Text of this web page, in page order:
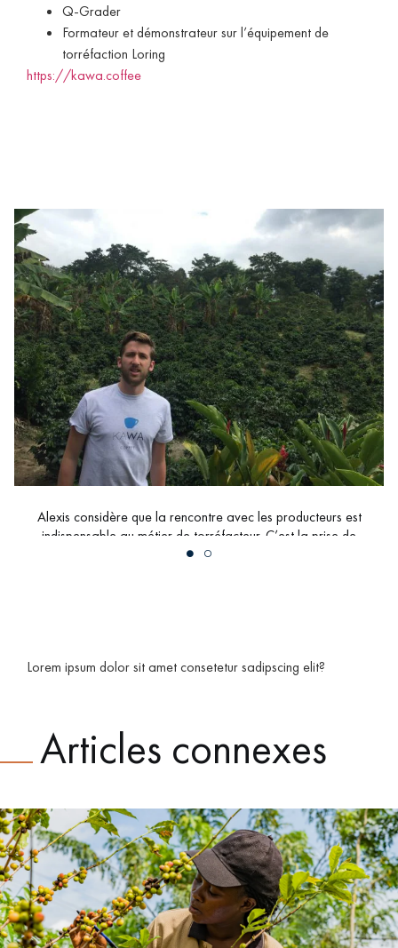
Q-Grader
Formateur et démonstrateur sur l’équipement de
torréfaction Loring
https://kawa.coffee
Alexis considère que la rencontre avec les producteurs est
indispensable au métier de torréfacteur. C’est la prise de
conscience d’un travail agricole qui est la base de tout bon
Lorem ipsum dolor sit amet consetetur sadipscing elit?
Articles connexes